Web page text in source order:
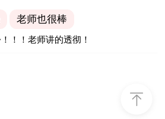
老师也很棒
！！老师讲的透彻！